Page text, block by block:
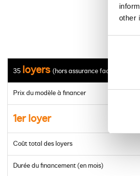
other
35 loyers(hors assurance facultative)
Prix du modèle à financer
1er loyer
Coût total des loyers
Durée du financement (en mois)